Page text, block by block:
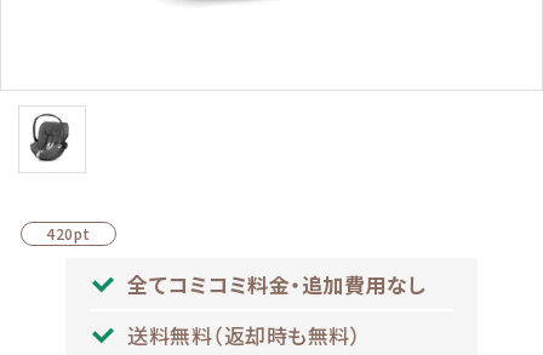
420pt
全てコミコミ料金・追加費用なし
送料無料（返却時も無料）